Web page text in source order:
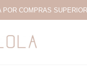
COMPRAS